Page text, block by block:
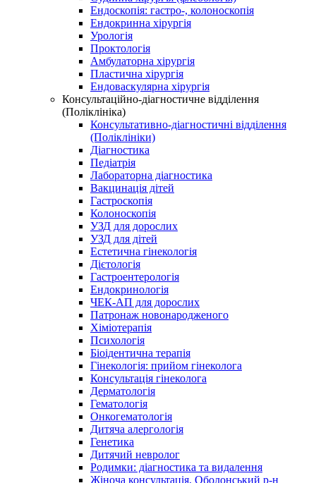
Ендоскопія: гастро-, колоноскопія
Ендокринна хірургія
Урологія
Проктологія
Амбулаторна хірургія
Пластична хірургія
Ендоваскулярна хірургія
Консультаційно-діагностичне відділення
(Поліклініка)
Консультативно-діагностичні відділення
(Поліклініки)
Діагностика
Педіатрія
Лабораторна діагностика
Вакцинація дітей
Гастроскопія
Колоноскопія
УЗД для дорослих
УЗД для дітей
Естетична гінекологія
Дієтологія
Гастроентерологія
Ендокринологія
ЧЕК-АП для дорослих
Патронаж новонародженого
Хіміотерапія
Психологія
Біоідентична терапія
Гінекологія: прийом гінеколога
Консультація гінеколога
Дерматологія
Гематологія
Онкогематологія
Дитяча алергологія
Генетика
Дитячий невролог
Родимки: діагностика та видалення
Жіноча консультація, Оболонський р-н